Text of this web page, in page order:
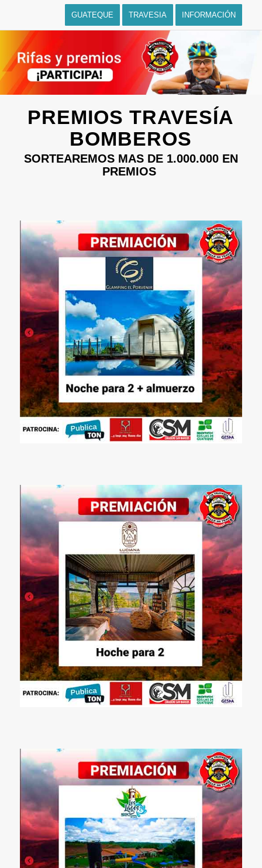
GUATEQUE TRAVESIA INFORMACIÓN
PREMIOS TRAVESÍA
BOMBEROS
SORTEAREMOS MAS DE 1.000.000 EN
PREMIOS